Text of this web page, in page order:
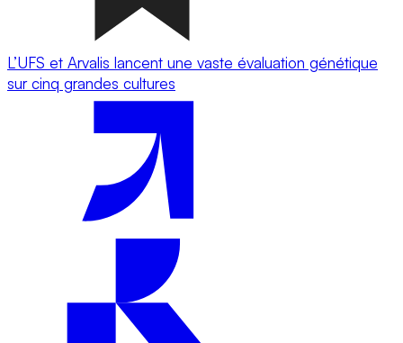
L’UFS et Arvalis lancent une vaste évaluation génétique
sur cinq grandes cultures